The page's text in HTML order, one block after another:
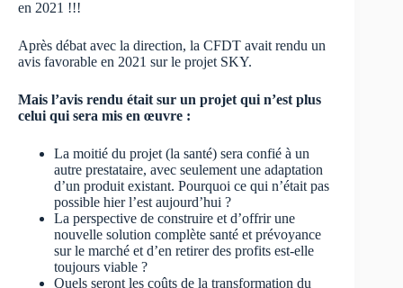
en 2021 !!!
Après débat avec la direction, la CFDT avait rendu un
avis favorable en 2021 sur le projet SKY.
Mais l’avis rendu était sur un projet qui n’est plus
celui qui sera mis en œuvre :
La moitié du projet (la santé) sera confié à un
autre prestataire, avec seulement une adaptation
d’un produit existant. Pourquoi ce qui n’était pas
possible hier l’est aujourd’hui ?
La perspective de construire et d’offrir une
nouvelle solution complète santé et prévoyance
sur le marché et d’en retirer des profits est-elle
toujours viable ?
Quels seront les coûts de la transformation du